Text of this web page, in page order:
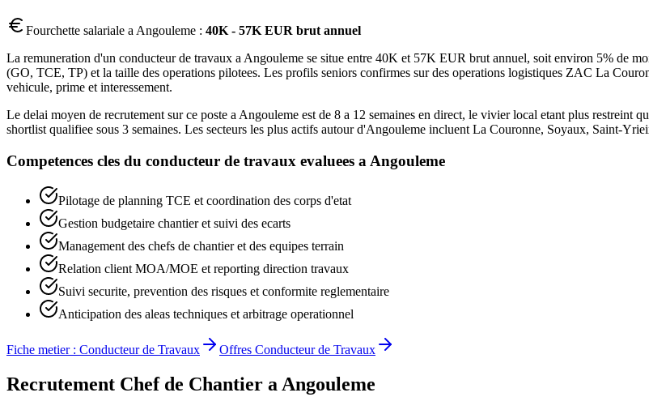
Fourchette salariale aAngouleme : 40K - 57K EUR brut annuel
La remuneration d'un conducteur de travaux a Angouleme se situe entre 40K et 57K EUR brut annuel, soit environ 5% de
(GO, TCE, TP) et la taille des operations pilotees. Les profils seniors confirmes sur des operations logistiques ZAC La
vehicule, prime et interessement.
Le delai moyen de recrutement sur ce poste a Angouleme est de 8 a 12 semaines en direct, le vivier local etant plus
shortlist qualifiee sous 3 semaines. Les secteurs les plus actifs autour d'Angouleme incluent La Couronne, Soyaux, Saint-
Competences cles du conducteur de travaux evaluees a Angouleme
Pilotage de planning TCE et coordination des corps d'etat
Gestion budgetaire chantier et suivi des ecarts
Management des chefs de chantier et des equipes terrain
Relation client MOA/MOE et reporting direction travaux
Suivi securite, prevention des risques et conformite reglementaire
Anticipation des aleas techniques et arbitrage operationnel
Fiche metier : Conducteur de Travaux Offres Conducteur de Travaux
Recrutement Chef de Chantier a Angouleme